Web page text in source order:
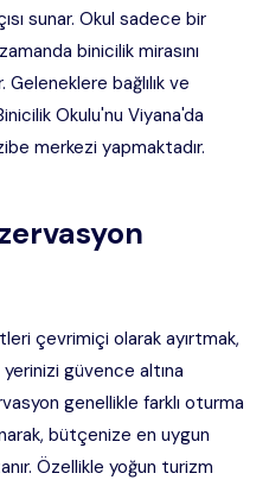
sunar. Okul sadece bir
binicilik mirasını
bağlılık ve
Okulu'nu Viyana'da
merkezi yapmaktadır.
çevrimiçi olarak ayırtmak,
güvence altına
genellikle farklı oturma
bütçenize en uygun
Özellikle yoğun turizm